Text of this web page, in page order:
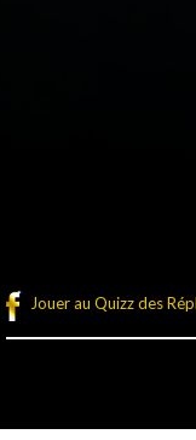
Jouer au Quizz des